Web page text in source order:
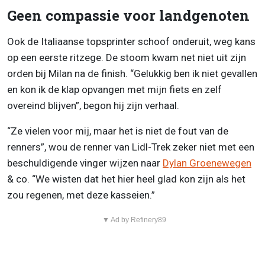
Geen compassie voor landgenoten
Ook de Italiaanse topsprinter schoof onderuit, weg kans
op een eerste ritzege. De stoom kwam net niet uit zijn
orden bij Milan na de finish. “Gelukkig ben ik niet gevallen
en kon ik de klap opvangen met mijn fiets en zelf
overeind blijven”, begon hij zijn verhaal.
“Ze vielen voor mij, maar het is niet de fout van de
renners”, wou de renner van Lidl-Trek zeker niet met een
beschuldigende vinger wijzen naar Dylan Groenewegen
& co. “We wisten dat het hier heel glad kon zijn als het
zou regenen, met deze kasseien.”
▼ Ad by Refinery89